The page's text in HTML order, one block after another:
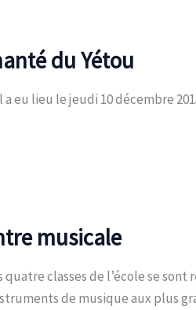
du Yétou
eu lieu le jeudi 10 décembre
musicale
classes de l’école se
de musique aux plus